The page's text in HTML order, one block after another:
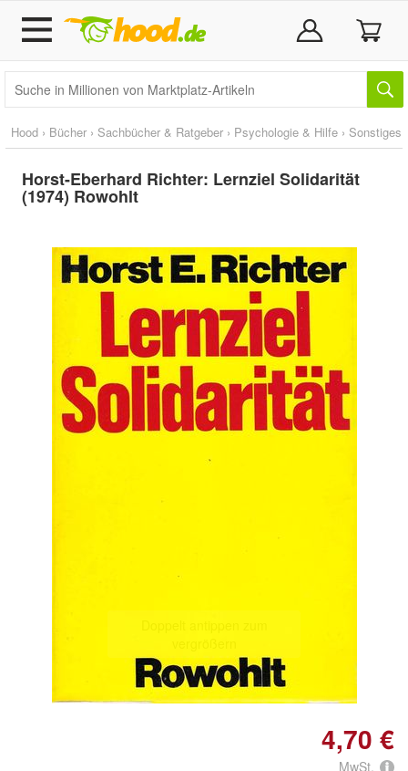
Hood › Bücher › Sachbücher & Ratgeber › Psychologie & Hilfe › Sonstiges
Horst-Eberhard Richter: Lernziel Solidarität
(1974) Rowohlt
4,70 €
MwSt.